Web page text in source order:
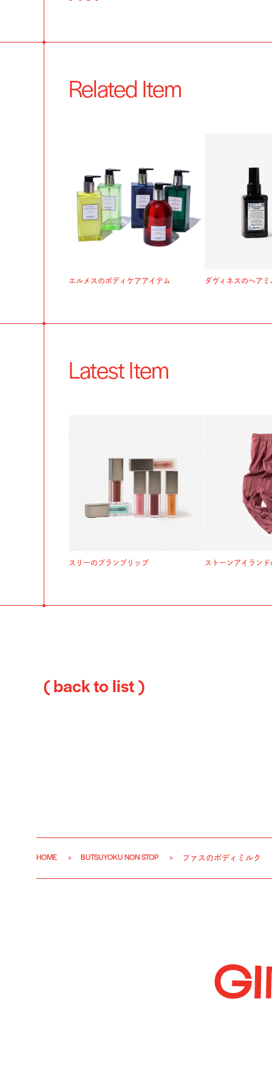
Related Item
エルメスのボディケアアイテム ダヴィネスのヘアミ
Latest Item
スリーのプランプリップ ストーンアイラン
( back to list )
HOME BUTSUYOKU NON STOP ファスのボディミルク